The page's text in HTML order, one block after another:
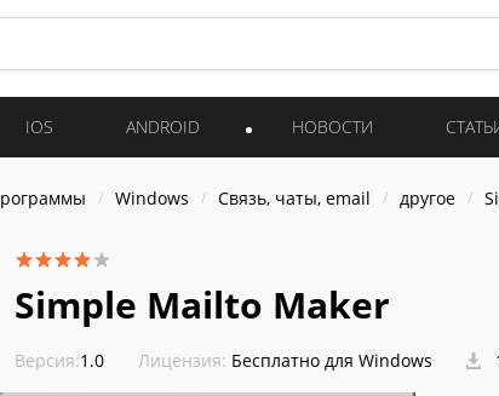
IOS ANDROID НОВОСТИ
Windows Связь, чаты, email другое
Simple Mailto Maker
Версия:1.0 Лицензия: Бесплатно для Windows